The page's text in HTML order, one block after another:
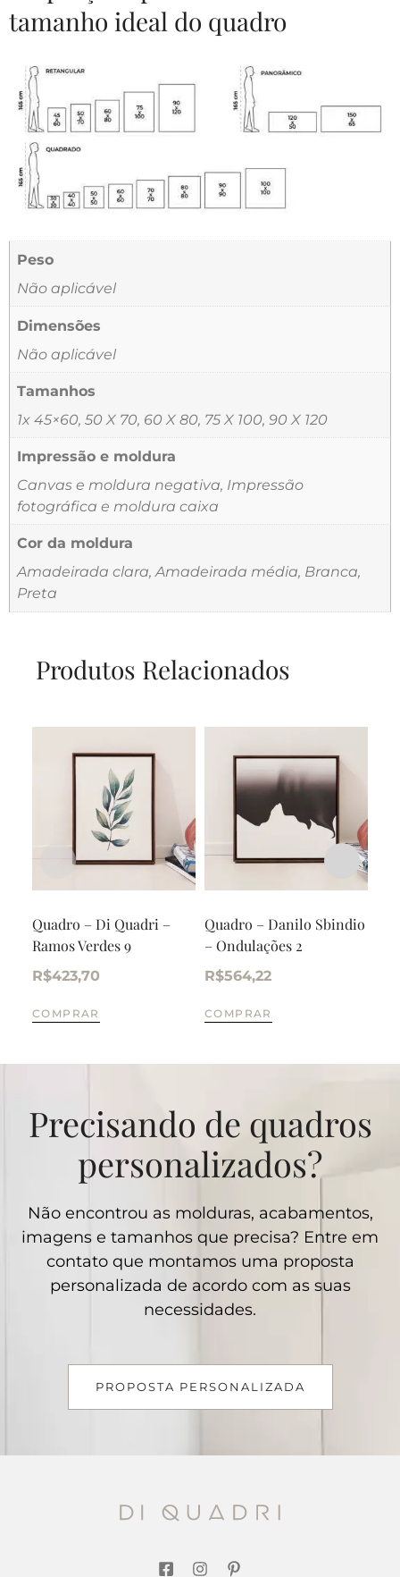
tamanho ideal do quadro
Peso
Não aplicável
Dimensões
Não aplicável
Tamanhos
1x 45×60, 50 X 70, 60 X 80, 75 X 100, 90 X 120
Impressão e moldura
Canvas e moldura negativa, Impressão
fotográfica e moldura caixa
Cor da moldura
Amadeirada clara, Amadeirada média, Branca,
Preta
Produtos Relacionados
Quadro – Di Quadri –
Ramos Verdes 9
R$423,70
COMPRAR
Quadro – Danilo Sbindio
– Ondulações 2
R$564,22
COMPRAR
Precisando de quadros
personalizados?
Não encontrou as molduras, acabamentos,
imagens e tamanhos que precisa? Entre em
contato que montamos uma proposta
personalizada de acordo com as suas
necessidades.
PROPOSTA PERSONALIZADA